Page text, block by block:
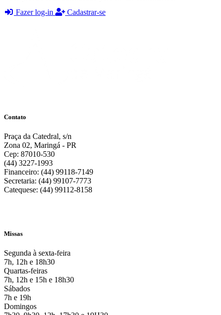
Fazer log-in
Cadastrar-se
Contato
Praça da Catedral, s/n
Zona 02, Maringá - PR
Cep: 87010-530
(44) 3227-1993
Financeiro: (44) 99118-7149
Secretaria: (44) 99107-7773
Catequese: (44) 99112-8158
Missas
Segunda à sexta-feira
7h, 12h e 18h30
Quartas-feiras
7h, 12h e 15h e 18h30
Sábados
7h e 19h
Domingos